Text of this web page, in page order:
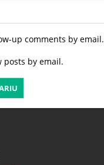
up comments by email.
posts by email.